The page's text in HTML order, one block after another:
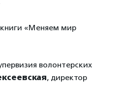
«Меняем мир
волонтерских
, директор